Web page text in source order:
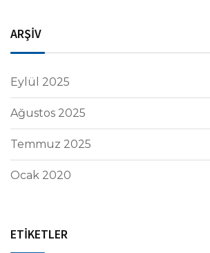
ARŞİV
Eylül 2025
Ağustos 2025
Temmuz 2025
Ocak 2020
ETİKETLER